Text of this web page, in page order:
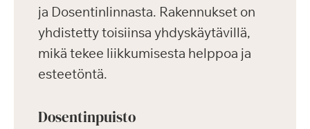
ja Dosentinlinnasta. Rakennukset on
yhdistetty toisiinsa yhdyskäytävillä,
mikä tekee liikkumisesta helppoa ja
esteetöntä.
Dosentinpuisto